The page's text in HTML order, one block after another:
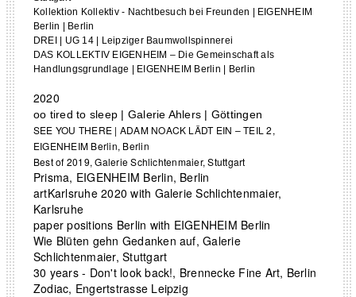
Kollektion Kollektiv - Nachtbesuch bei Freunden | EIGENHEIM
Berlin | Berlin
DREI | UG 14 | Leipziger Baumwollspinnerei
DAS KOLLEKTIV EIGENHEIM – Die Gemeinschaft als
Handlungsgrundlage | EIGENHEIM Berlin | Berlin
2020
oo tired to sleep | Galerie Ahlers | Göttingen
SEE YOU THERE | ADAM NOACK LÄDT EIN – TEIL 2,
EIGENHEIM Berlin, Berlin
Best of 2019, Galerie Schlichtenmaier, Stuttgart
Prisma, EIGENHEIM Berlin, Berlin
artKarlsruhe 2020 with Galerie Schlichtenmaier,
Karlsruhe
paper positions Berlin with EIGENHEIM Berlin
Wie Blüten gehn Gedanken auf, Galerie
Schlichtenmaier, Stuttgart
30 years - Don't look back!, Brennecke Fine Art, Berlin
Zodiac, Engertstrasse Leipzig